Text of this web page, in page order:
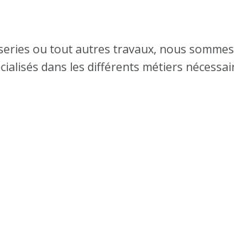
ou tout autres travaux, nous
dans les différents métiers